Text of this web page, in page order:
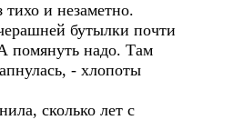
тихо и незаметно.
бутылки почти
помянуть надо. Там
- хлопоты
сколько лет с